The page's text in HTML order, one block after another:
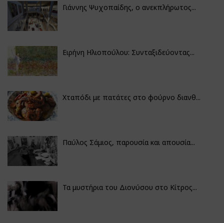
Γιάννης Ψυχοπαίδης, ο ανεκπλήρωτος...
Ειρήνη Ηλιοπούλου: Συνταξιδεύοντας...
Χταπόδι με πατάτες στο φούρνο διανθ...
Παύλος Σάμιος, παρουσία και απουσία...
Τα μυστήρια του Διονύσου στο Κίτρος...